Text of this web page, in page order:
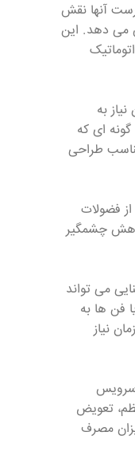
آنها نقش
می دهد. این
به
ای که
طراحی
فضولات
کاهش چشمگیر
می تواند
فن ها به
نیاز
سرویس
تعویض
مصرف